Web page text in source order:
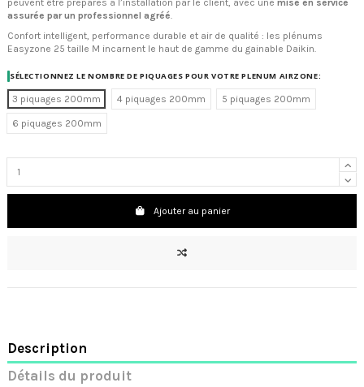
assurée par un professionnel agréé
Confort intelligent, performance durable et air de qualité : les plénums
Easyzone 25 taille M incarnent le haut de gamme du gainable Daikin.
SÉLECTIONNEZ LE NOMBRE DE PIQUAGES POUR VOTRE PLENUM AIRZONE:
3 piquages 200mm 4 piquages 200mm 5 piquages 200mm
6 piquages 200mm
Ajouter au panier
Description
Détails du produit